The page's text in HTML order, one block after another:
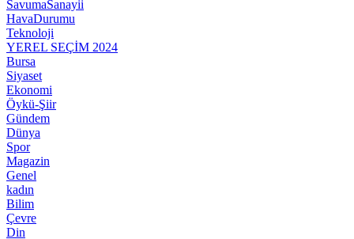
SavumaSanayii
HavaDurumu
Teknoloji
YEREL SEÇİM 2024
Bursa
Siyaset
Ekonomi
Öykü-Şiir
Gündem
Dünya
Spor
Magazin
Genel
kadın
Bilim
Çevre
Din